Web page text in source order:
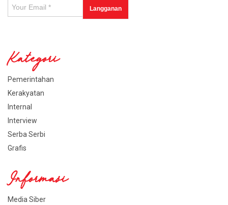
Kategori
Pemerintahan
Kerakyatan
Internal
Interview
Serba Serbi
Grafis
Informasi
Media Siber